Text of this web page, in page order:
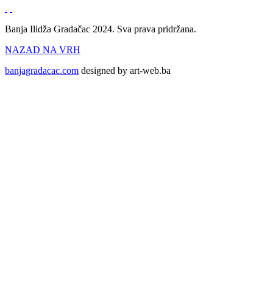
Banja Ilidža Gradačac 2024. Sva prava pridržana.
NAZAD NA VRH
banjagradacac.com designed by art-web.ba